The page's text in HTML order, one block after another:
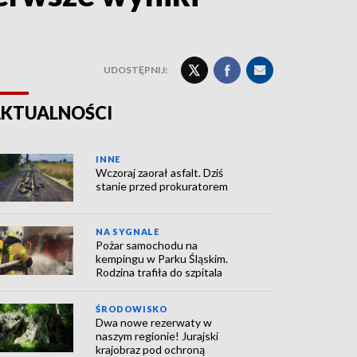
UDOSTĘPNIJ:
INNE
Wczoraj zaorał asfalt. Dziś
stanie przed prokuratorem
NA SYGNALE
Pożar samochodu na
kempingu w Parku Śląskim.
Rodzina trafiła do szpitala
ŚRODOWISKO
Dwa nowe rezerwaty w
naszym regionie! Jurajski
krajobraz pod ochroną